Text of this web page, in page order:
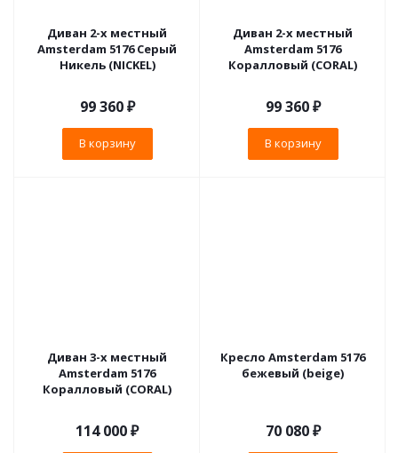
Диван 2-х местный
Amsterdam 5176 Серый
Никель (NICKEL)
99 360₽
В корзину
Диван 2-х местный
Amsterdam 5176
Коралловый (CORAL)
99 360₽
В корзину
Диван 3-х местный
Amsterdam 5176
Коралловый (CORAL)
114 000₽
Кресло Amsterdam 5176
бежевый (beige)
70 080₽